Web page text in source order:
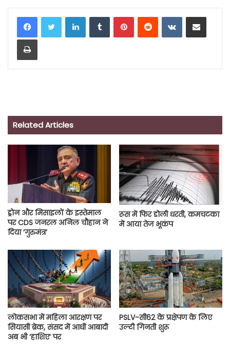
LinkedInTumblrPinterestReddit VKontakteShare via Email
Print
Related Articles
ड्रोन और मिसाइलों के इस्तेमाल
पर CDS जनरल अनिल चौहान ने
दिया ‘गुरुमंत्र’
रूस में फिर डोली धरती, कमचटका
में आया तेज भूकंप
लोकसभा में महिला आरक्षण पर
सियासी ब्रेक, संसद में आधी आबादी
अब भी ‘हाशिए’ पर
PSLV-सी62 के प्रक्षेपण के लिए
उल्टी गिनती शुरू